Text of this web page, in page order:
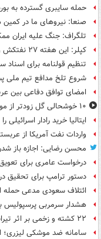
حمله سایبری گسترده به
صنعا: نیروهای ما در
تلگراف: جنگ علیه ایران
کپلر: این هفته ۲۷ نفتکش و شناور از تنگه هرمز عبور کردند
تنظیم قولنامه برای
شروع تلخ مدافع تیم ملی
امضای توافق دفاعی بین
۱۰ خوشحالی گل زودتر از موعد
ایتالیا خرید رادار اسرائیلی
واردات نفت آمریکا از
محسن رضایی: اجازه باز
درخواست عامری برای
دستور ترامپ برای تحقیق
ائتلاف سعودی مدعی حمله
هشدار سرمربی
۲۲ کشته و زخمی بر اثر تیراندازی در یک مدرسه در تایلند+ فیلم
سامانه ضد موشکی لیزری؛